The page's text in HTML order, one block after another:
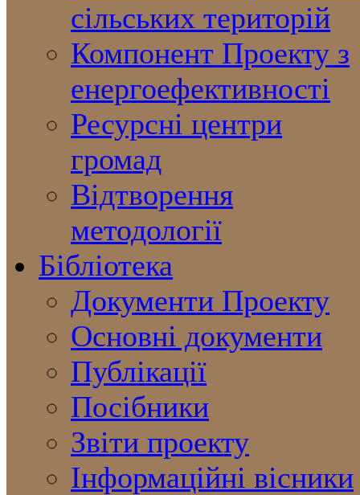
сільських територій
Компонент Проекту з
енергоефективності
Ресурсні центри
громад
Відтворення
методології
Бібліотека
Документи Проекту
Основні документи
Публікації
Посібники
Звіти проекту
Інформаційні вісники